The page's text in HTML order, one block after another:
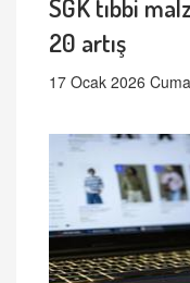
SGK tıbbi
20 artış
17 Ocak 2026